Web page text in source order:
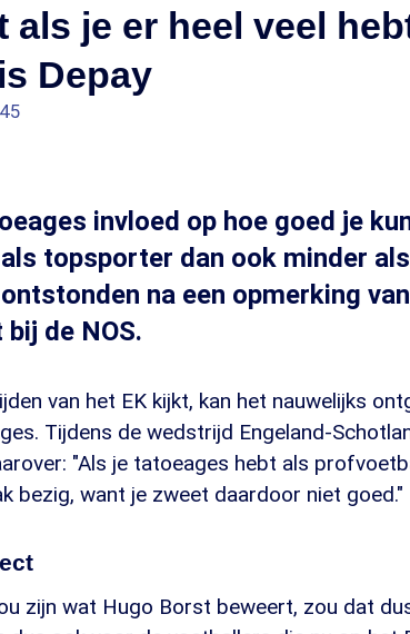
als je er heel veel
Depay
invloed op hoe goed je
topsporter dan ook minder
na een opmerking
de NOS.
van het EK kijkt, kan het nauwelijks
Tijdens de wedstrijd Engeland-
"Als je tatoeages hebt als
bezig, want je zweet daardoor niet goed."
zijn wat Hugo Borst beweert, zou dat